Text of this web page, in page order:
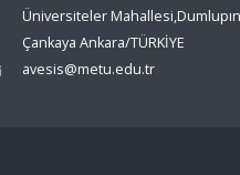
Üniversiteler
Çankaya Ankara/TÜRKİYE
avesis@metu.edu.tr